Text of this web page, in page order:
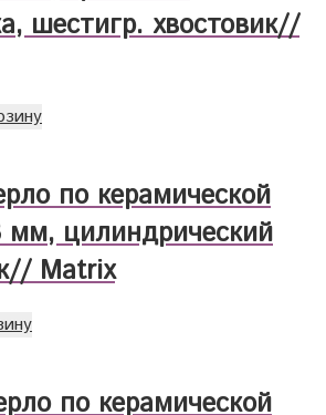
шестигр. хвостовик//
по керамической
мм, цилиндрический
Matrix
по керамической